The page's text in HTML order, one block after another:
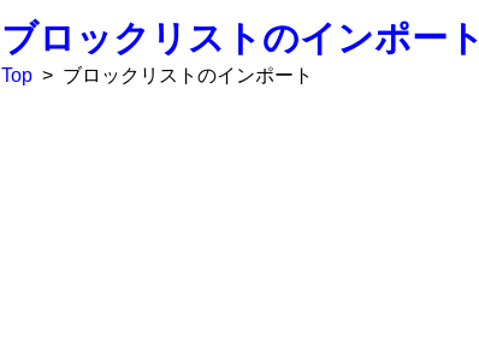
ブロックリストのインポート
Top > ブロックリストのインポート